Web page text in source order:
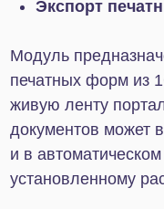
«Управление
«Комплексная
«ERP: Управление
Обмен данными: